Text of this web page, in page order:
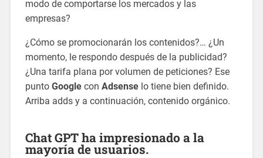
modo de comportarse los mercados y las
empresas?
¿Cómo se promocionarán los contenidos?… ¿Un
momento, le respondo después de la publicidad?
¿Una tarifa plana por volumen de peticiones? Ese
punto Googlecon Adsenselo tiene bien definido.
Arriba adds y a continuación, contenido orgánico.
Chat GPTha impresionado a la
mayoría de usuarios.